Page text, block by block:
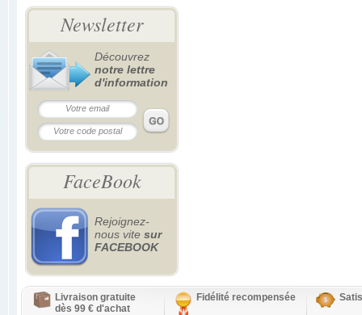
Newsletter
Découvrez
notre lettre
d'information
FaceBook
Rejoignez-
nous vite sur
FACEBOOK
Livraison gratuite
dès 99 € d'achat
Fidélité recompensée